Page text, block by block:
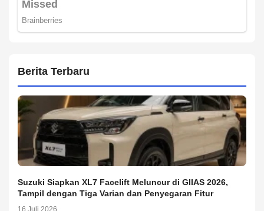
Berita Terbaru
Suzuki Siapkan XL7 Facelift Meluncur di GIIAS 2026,
Tampil dengan Tiga Varian dan Penyegaran Fitur